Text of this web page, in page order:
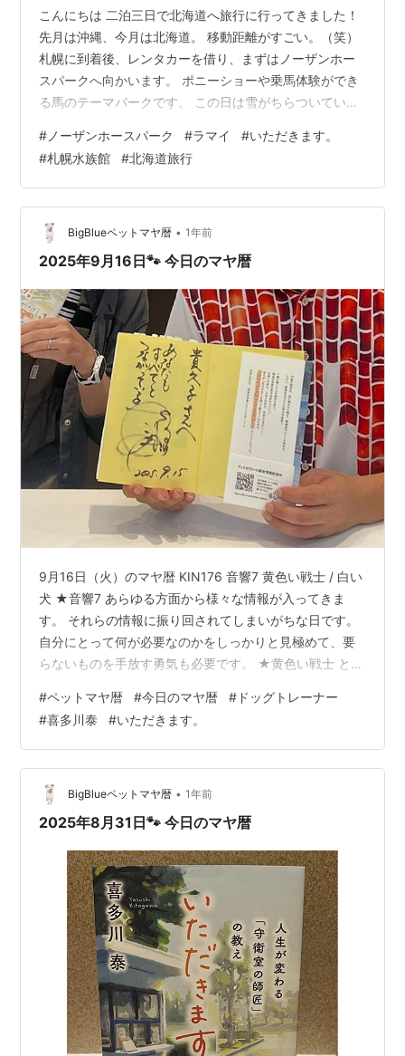
こんにちは 二泊三日で北海道へ旅行に行ってきました！
先月は沖縄、今月は北海道。 移動距離がすごい。（笑）
札幌に到着後、レンタカーを借り、まずはノーザンホー
スパークへ向かいます。 ポニーショーや乗馬体験ができ
る馬のテーマパークです。 この日は雪がちらついてい
寄り添っていてかわいかったです ポニーショーも見れま
した お姉さんにご褒美の人参をもらいながら、楽しいシ
ョーを見せてくれました＾＾ 椅子にしっぽがついていて
かわいい とっても寒い中でしたが、乗馬体験もしました
＾＾ 馬は人間よりも1～2℃高いんだとか。 お昼は旦那お
すすめのスープカレーやさ…
# ノーザンホースパーク #ラマイ #いただきます。
#札幌水族館 #北海道旅行
BigBlueペットマヤ暦 • 1年前
2025年9月16日🐾 今日のマヤ暦
9月16日（火）のマヤ暦 KIN176 音響7 黄色い戦士 / 白い
犬 ★音響7 あらゆる方面から様々な情報が入ってきま
す。 それらの情報に振り回されてしまいがちな日です。
自分にとって何が必要なのかをしっかりと見極めて、要
らないものを手放す勇気も必要です。 ★黄色い戦士 とに
にチャレンジしてみてください。 七転び八起きの精神で
す。 妥協しないこと。 正直さ、実直さで信頼が増し、思
いやりが人望となります。 ★白い犬（13日間） 【白い
犬】のキーワードは、「家族愛」。 関わる人みんなに家
族のような愛を持って接することで、エネルギーが高ま
ります。…
#ペットマヤ暦 #今日のマヤ暦 # ドッグトレーナー
#喜多川泰 #いただきます。
BigBlueペットマヤ暦 • 1年前
2025年8月31日🐾 今日のマヤ暦